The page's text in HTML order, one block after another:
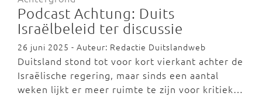
Podcast Achtung: Duits
Israëlbeleid ter discussie
26 juni 2025 - Auteur: Redactie Duitslandweb
Duitsland stond tot voor kort vierkant achter de
Israëlische regering, maar sinds een aantal
weken lijkt er meer ruimte te zijn voor kritiek…